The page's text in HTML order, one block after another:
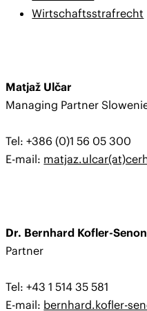
Wirtschaftsstrafrecht
Matjaž Ulčar
Managing Partner
Tel: +386 (0)1 56 05 300
E-mail:
Dr. Bernhard Kofler-
Partner
Tel: +43 1 514 35 581
E-mail: bernhard.kofler-